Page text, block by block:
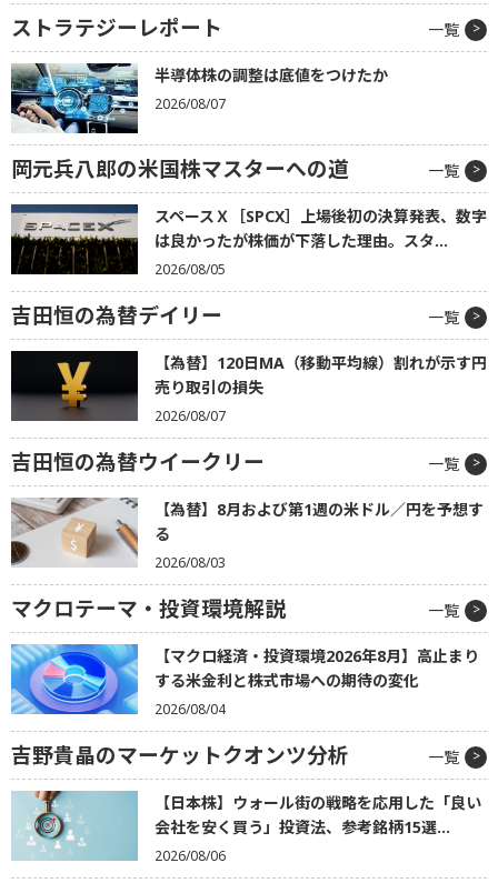
ストラテジーレポート 一覧
半導体株の調整は底値をつけたか
2026/08/07
岡元兵八郎の米国株マスターへの道 一覧
スペースＸ［SPCX］上場後初の決算発表、数字
は良かったが株価が下落した理由。スタ...
2026/08/05
吉田恒の為替デイリー 一覧
【為替】120日MA（移動平均線）割れが示す円
売り取引の損失
2026/08/07
吉田恒の為替ウイークリー 一覧
【為替】8月および第1週の米ドル／円を予想す
る
2026/08/03
マクロテーマ・投資環境解説 一覧
【マクロ経済・投資環境2026年8月】高止まり
する米金利と株式市場への期待の変化
2026/08/04
吉野貴晶のマーケットクオンツ分析 一覧
【日本株】ウォール街の戦略を応用した「良い
会社を安く買う」投資法、参考銘柄15選...
2026/08/06